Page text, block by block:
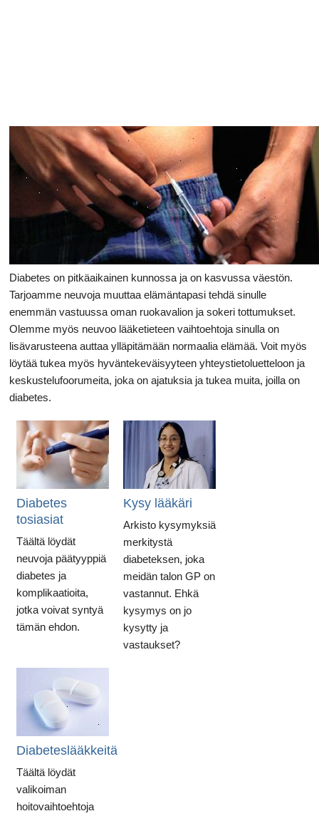
Diabetes on pitkäaikainen kunnossa ja on kasvussa väestön.
Tarjoamme neuvoja muuttaa elämäntapasi tehdä sinulle
enemmän vastuussa oman ruokavalion ja sokeri tottumukset.
Olemme myös neuvoo lääketieteen vaihtoehtoja sinulla on
lisävarusteena auttaa ylläpitämään normaalia elämää. Voit myös
löytää tukea myös hyväntekeväisyyteen yhteystietoluetteloon ja
keskustelufoorumeita, joka on ajatuksia ja tukea muita, joilla on
diabetes.
Diabetes
tosiasiat
Täältä löydät
neuvoja päätyyppiä
diabetes ja
komplikaatioita,
jotka voivat syntyä
tämän ehdon.
Kysy lääkäri
Arkisto kysymyksiä
merkitystä
diabeteksen, joka
meidän talon GP on
vastannut. Ehkä
kysymys on jo
kysytty ja
vastaukset?
Diabeteslääkkeitä
Täältä löydät
valikoiman
hoitovaihtoehtoja